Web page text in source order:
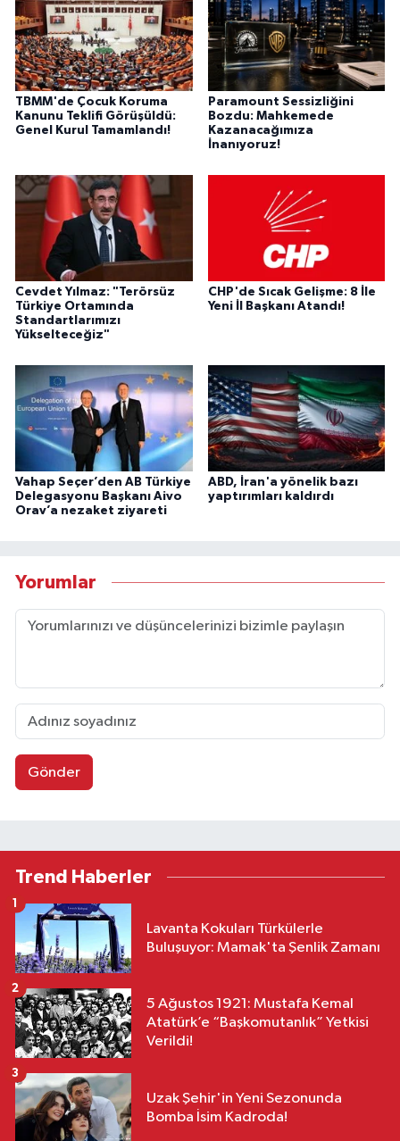
TBMM'de Çocuk Koruma
Kanunu Teklifi Görüşüldü:
Genel Kurul Tamamlandı!
Paramount Sessizliğini
Bozdu: Mahkemede
Kazanacağımıza
İnanıyoruz!
Cevdet Yılmaz: "Terörsüz
Türkiye Ortamında
Standartlarımızı
Yükselteceğiz"
CHP'de Sıcak Gelişme: 8 İle
Yeni İl Başkanı Atandı!
Vahap Seçer’den AB Türkiye
Delegasyonu Başkanı Aivo
Orav’a nezaket ziyareti
ABD, İran'a yönelik bazı
yaptırımları kaldırdı
Yorumlar
Gönder
Trend Haberler
Lavanta Kokuları Türkülerle
Buluşuyor: Mamak'ta Şenlik Zamanı
1
5 Ağustos 1921: Mustafa Kemal
Atatürk’e “Başkomutanlık” Yetkisi
Verildi!
2
Uzak Şehir'in Yeni Sezonunda
Bomba İsim Kadroda!
3